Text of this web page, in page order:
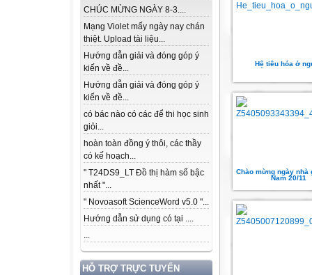
CHÚC MỪNG NGÀY 8-3....
Mạng Violet mấy ngày nay chán
thiệt. Upload tài liệu...
Hướng dẫn giải và đóng góp ý
kiến về đề...
Hướng dẫn giải và đóng góp ý
kiến về đề...
có bác nào có các để thi học sinh
giỏi...
hoàn toàn đồng ý thôi, các thầy
có kế hoạch...
" T24DS9_LT Đồ thị hàm số bậc
nhất "...
" Novoasoft ScienceWord v5.0 "...
Hướng dẫn sử dụng có tại ....
...
HỖ TRỢ TRỰC TUYẾN
Hệ tiêu hóa ở
Chào mừng ngày nhà
Nam 20/11